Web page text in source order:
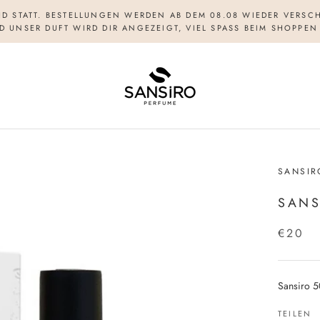
BESTELLUNGEN WERDEN AB DEM 08.08 WIEDER
UNSER DUFT WIRD DIR ANGEZEIGT, VIEL SPASS BEIM
€20
Sansiro
TEILEN